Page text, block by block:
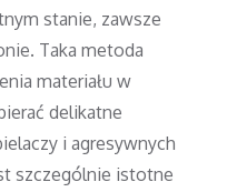
stanie, zawsze
Taka metoda
materiału w
delikatne
i agresywnych
szczególnie istotne